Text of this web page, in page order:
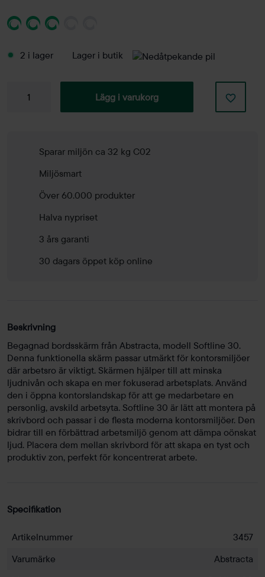
2 i lager Lager i butik
Bordsskärm
Lägg i varukorg
Sparar miljön ca 32 kg C02
Miljösmart
Över 60.000 produkter
Halva nypriset
3 års garanti
30 dagars öppet köp online
Beskrivning
Begagnad bordsskärm från Abstracta, modell Softline 30.
Denna funktionella skärm passar utmärkt för kontorsmiljöer
där arbetsro är viktigt. Skärmen hjälper till att minska
ljudnivån och skapa en mer fokuserad arbetsplats. Använd
den i öppna kontorslandskap för att ge medarbetare en
personlig, avskild arbetsyta. Softline 30 är lätt att montera på
skrivbord och passar i de flesta moderna kontorsmiljöer. Den
bidrar till en förbättrad arbetsmiljö genom att dämpa oönskat
ljud. Placera dem mellan skrivbord för att skapa en tyst och
produktiv zon, perfekt för koncentrerat arbete.
Specifikation
Artikelnummer
3457
Varumärke
Abstracta